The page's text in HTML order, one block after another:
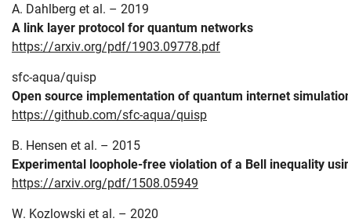
Skip navigation
Skip to navigation
Skip to the bottom
A. Dahlberg et al. – 2019
A link layer protocol for quantum networks
https://arxiv.org/pdf/1903.09778.pdf
sfc-aqua/quisp
Open source implementation of quantum internet
https://github.com/sfc-aqua/quisp
B. Hensen et al. – 2015
Experimental loophole-free violation of a Bell inequality
https://arxiv.org/pdf/1508.05949
W. Kozlowski et al. – 2020